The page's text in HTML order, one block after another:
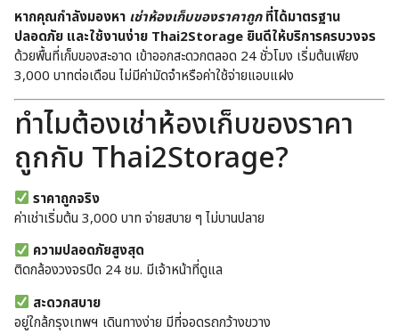
หากคุณกำลังมองหา เช่าห้องเก็บของราคาถูกที่ได้มาตรฐาน
ปลอดภัย และใช้งานง่าย Thai2Storage ยินดีให้บริการครบวงจร
ด้วยพื้นที่เก็บของสะอาด เข้าออกสะดวกตลอด 24 ชั่วโมง เริ่มต้นเพียง
3,000 บาทต่อเดือน ไม่มีค่ามัดจำหรือค่าใช้จ่ายแอบแฝง
ทำไมต้องเช่าห้องเก็บของราคา
ถูกกับ Thai2Storage?
ราคาถูกจริง
ค่าเช่าเริ่มต้น 3,000 บาท จ่ายสบาย ๆ ไม่บานปลาย
ความปลอดภัยสูงสุด
ติดกล้องวงจรปิด 24 ชม. มีเจ้าหน้าที่ดูแล
สะดวกสบาย
อยู่ใกล้กรุงเทพฯ เดินทางง่าย มีที่จอดรถกว้างขวาง